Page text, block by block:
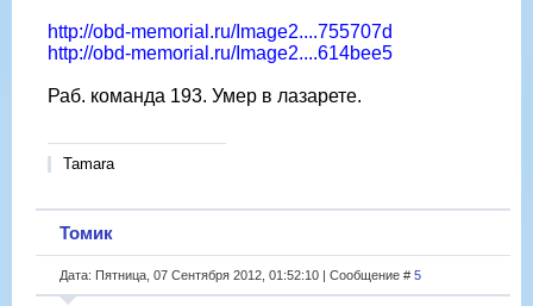
http://obd-memorial.ru/Image2....755707d
http://obd-memorial.ru/Image2....614bee5
Раб. команда 193. Умер в лазарете.
Tamara
Томик
Дата: Пятница, 07 Сентября 2012, 01:52:10 | Сообщение # 5